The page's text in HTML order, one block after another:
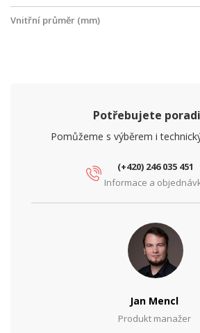
Vnitřní průměr (mm)
Potřebujete
Pomůžeme s výběrem i
(+420) 246 035 451
Informace a
Jan Mencl
Produkt manažer